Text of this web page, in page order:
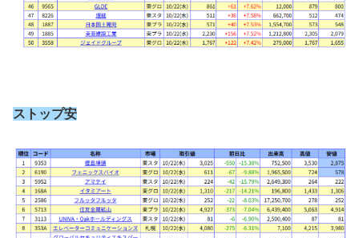
ストップ安